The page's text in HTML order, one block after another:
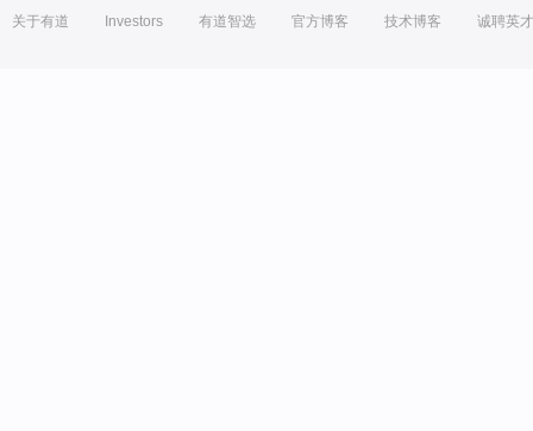
关于有道 Investors 有道智选 官方博客 技术博客 诚聘英才